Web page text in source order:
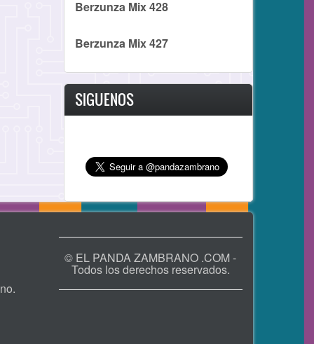
Berzunza Mix 428
Berzunza Mix 427
SIGUENOS
© EL PANDA ZAMBRANO .COM -
Todos los derechos reservados.